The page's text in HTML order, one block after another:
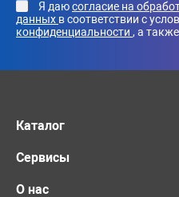
Я даюсогласие на
данных в соответствии с
конфиденциальности , а
Каталог
Сервисы
О нас